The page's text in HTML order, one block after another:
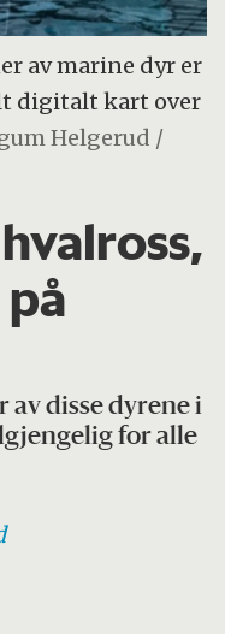
av marine dyr er
digitalt kart over
Helgerud /
av disse dyrene i
for alle